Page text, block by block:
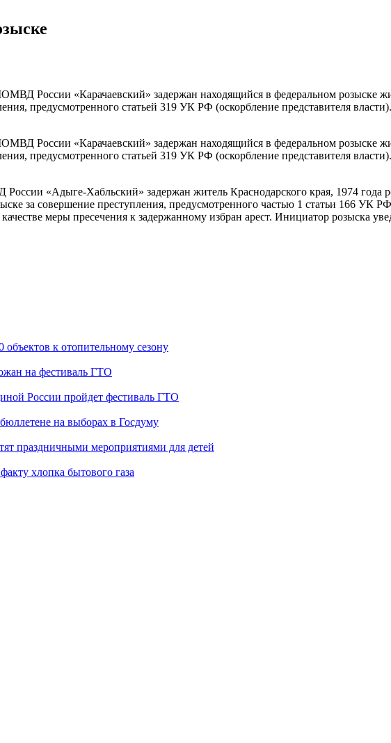
России «Карачаевский» задержан находящийся в федеральном розыске
предусмотренного статьей 319 УК РФ (оскорбление представителя
России «Карачаевский» задержан находящийся в федеральном розыске
предусмотренного статьей 319 УК РФ (оскорбление представителя
«Адыге-Хабльский» задержан житель Краснодарского края, 1974
за совершение преступления, предусмотренного частью 1 статьи 166 УК
меры пресечения к задержанному избран арест. Инициатор розыска
к отопительному сезону
на фестиваль ГТО
России пройдет фестиваль ГТО
на выборах в Госдуму
праздничными мероприятиями для детей
хлопка бытового газа